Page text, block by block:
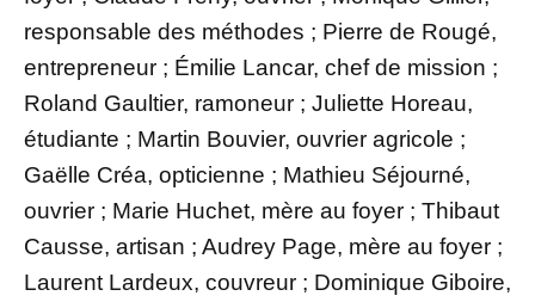
responsable des méthodes ; Pierre de Rougé,
entrepreneur ; Émilie Lancar, chef de mission ;
Roland Gaultier, ramoneur ; Juliette Horeau,
étudiante ; Martin Bouvier, ouvrier agricole ;
Gaëlle Créa, opticienne ; Mathieu Séjourné,
ouvrier ; Marie Huchet, mère au foyer ; Thibaut
Causse, artisan ; Audrey Page, mère au foyer ;
Laurent Lardeux, couvreur ; Dominique Giboire,